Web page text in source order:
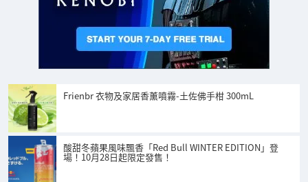
Frienbr 衣物及家居香薰噴霧-土佐佛手柑 300mL
酸甜冬蘋果風味飄香「Red Bull WINTER EDITION」登
場！10月28日起限定發售！